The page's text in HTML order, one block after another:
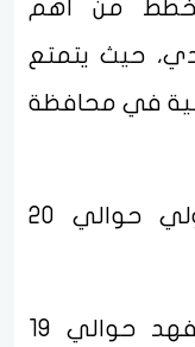
من أهم
حيث يتمتع
في محافظة
يبعد عن مطار الأحساء الدولي حوالي 20
يبعد عن مستشفى الملك فهد حوالي 19